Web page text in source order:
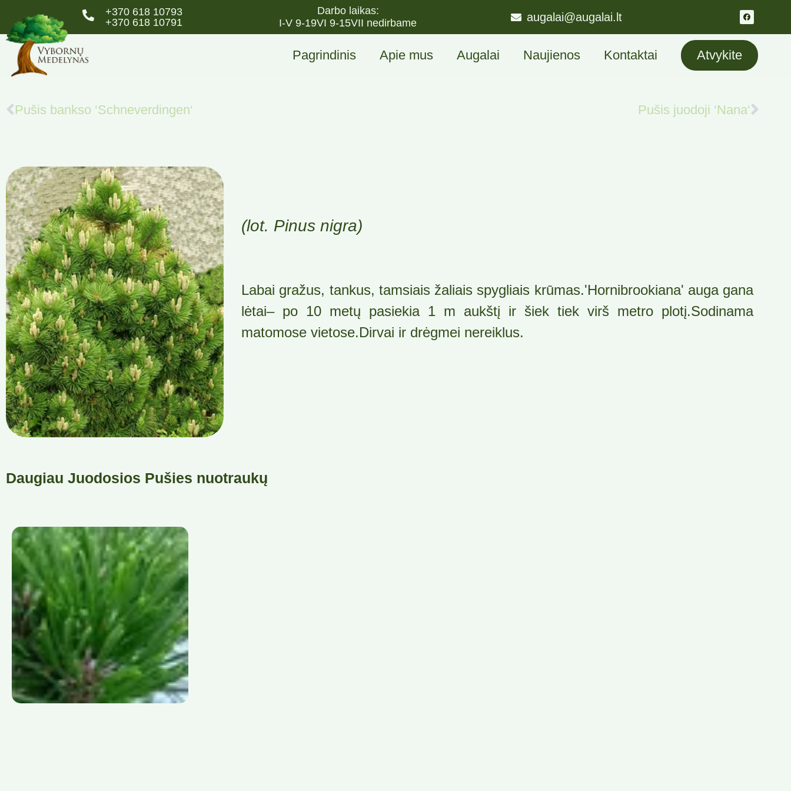
+370 618 10793
+370 618 10791
Darbo laikas:
I-V 9-19VI 9-15VII nedirbame augalai@augalai.lt
Pagrindinis Apie mus Augalai Naujienos Kontaktai Atvykite
Pušis bankso ‘Schneverdingen‘ Pušis juodoji ‘Nana‘
(lot. Pinus nigra)
Labai gražus, tankus, tamsiais žaliais spygliais krūmas.'Hornibrookiana' auga gana
lėtai– po 10 metų pasiekia 1 m aukštį ir šiek tiek virš metro plotį.Sodinama
matomose vietose.Dirvai ir drėgmei nereiklus.
Daugiau Juodosios Pušies nuotraukų